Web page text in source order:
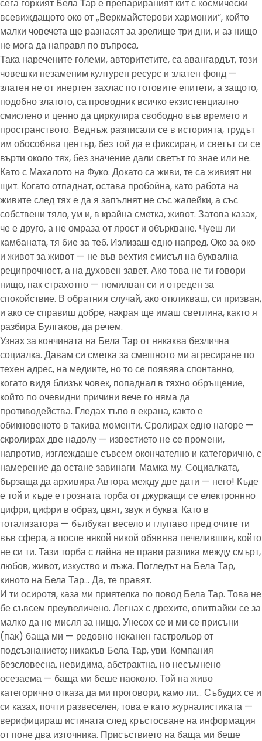
сега горкият Бела Тар е препарираният кит с космически
всевиждащото око от „Веркмайстерови хармонии“, който
малки човечета ще разнасят за зрелище три дни, и аз нищо
не мога да направя по въпроса.
Така наречените големи, авторитетите, са авангардът, този
човешки незаменим културен ресурс и златен фонд —
златен не от инертен захлас по готовите епитети, а защото,
подобно златото, са проводник всичко екзистенциално
смислено и ценно да циркулира свободно във времето и
пространството. Веднъж разписали се в историята, трудът
им обособява център, без той да е фиксиран, и светът си се
върти около тях, без значение дали светът го знае или не.
Като с Махалото на Фуко. Докато са живи, те са живият ни
щит. Когато отпаднат, остава пробойна, като работа на
живите след тях е да я запълнят не със жалейки, а със
собствени тяло, ум и, в крайна сметка, живот. Затова казах,
че е друго, а не омраза от ярост и объркване. Чуеш ли
камбаната, тя бие за теб. Излизаш едно напред. Око за око
и живот за живот — не във вехтия смисъл на буквална
реципрочност, а на духовен завет. Ако това не ти говори
нищо, пак страхотно — помилван си и отреден за
спокойствие. В обратния случай, ако откликваш, си призван,
и ако се справиш добре, накрая ще имаш светлина, както я
разбира Булгаков, да речем.
Узнах за кончината на Бела Тар от някаква безлична
социалка. Давам си сметка за смешното ми агресиране по
техен адрес, на медиите, но то се появява спонтанно,
когато видя близък човек, попаднал в тяхно обръщение,
който по очевидни причини вече го няма да
противодейства. Гледах тъпо в екрана, както е
обикновеното в такива моменти. Сролирах едно нагоре —
скролирах две надолу — известието не се промени,
напротив, изглеждаше съвсем окончателно и категорично, с
намерение да остане завинаги. Мамка му. Социалката,
бързаща да архивира Автора между две дати — него! Къде
е той и къде е грозната торба от джуркащи се електроннно
цифри, цифри в образ, цвят, звук и буква. Като в
тотализатора — бълбукат весело и глупаво пред очите ти
във сфера, а после някой никой обявява печелившия, който
не си ти. Тази торба с лайна не прави разлика между смърт,
любов, живот, изкуство и лъжа. Погледът на Бела Тар,
киното на Бела Тар… Да, те правят.
И ти осиротя, каза ми приятелка по повод Бела Тар. Това не
бе съвсем преувеличено. Легнах с дрехите, опитвайки се за
малко да не мисля за нищо. Унесох се и ми се присъни
(пак) баща ми — редовно неканен гастрольор от
подсъзнанието; никакъв Бела Тар, уви. Компания
безсловесна, невидима, абстрактна, но несъмнено
осезаема — баща ми беше наоколо. Той на живо
категорично отказа да ми проговори, камо ли… Събудих се и
си казах, почти развеселен, това е като журналистиката —
верифицираш истината след кръстосване на информация
от поне два източника. Присъствието на баща ми беше